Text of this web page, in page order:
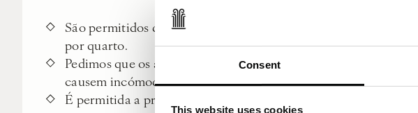
Consent
This website uses cookies
São permitidos dois animais de estimação
por quarto.
sempre
Pedimos que os animais de estimação não
causem incómodo com latidos.
Ao circular
transporte o
É permitida a presença de animais de